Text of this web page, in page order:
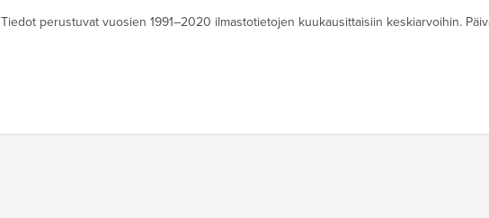
Tiedot perustuvat vuosien 1991–2020 ilmastotietojen kuukausittaisiin keskiarvoihin.